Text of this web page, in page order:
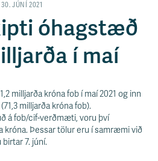
m
y
d
30. JÚNÍ 2021
óhagstæð
í maí
milljarða króna fob í maí 2021 og inn
milljarða króna fob).
á fob/cif-verðmæti, voru því
króna. Þessar tölur eru í samræmi við
7. júní.